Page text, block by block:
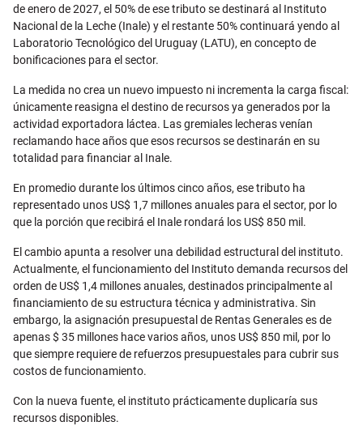
de enero de 2027, el 50% de ese tributo se destinará al Instituto
Nacional de la Leche (Inale) y el restante 50% continuará yendo al
Laboratorio Tecnológico del Uruguay (LATU), en concepto de
bonificaciones para el sector.
La medida no crea un nuevo impuesto ni incrementa la carga fiscal:
únicamente reasigna el destino de recursos ya generados por la
actividad exportadora láctea. Las gremiales lecheras venían
reclamando hace años que esos recursos se destinarán en su
totalidad para financiar al Inale.
En promedio durante los últimos cinco años, ese tributo ha
representado unos US$ 1,7 millones anuales para el sector, por lo
que la porción que recibirá el Inale rondará los US$ 850 mil.
El cambio apunta a resolver una debilidad estructural del instituto.
Actualmente, el funcionamiento del Instituto demanda recursos del
orden de US$ 1,4 millones anuales, destinados principalmente al
financiamiento de su estructura técnica y administrativa. Sin
embargo, la asignación presupuestal de Rentas Generales es de
apenas $ 35 millones hace varios años, unos US$ 850 mil, por lo
que siempre requiere de refuerzos presupuestales para cubrir sus
costos de funcionamiento.
Con la nueva fuente, el instituto prácticamente duplicaría sus
recursos disponibles.